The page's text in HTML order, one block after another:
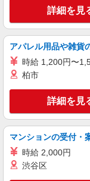
キープ
派遣社員
株式会社グロップ 三
業
＞
社
キープ
詳細を見
アパレル用品や雑貨
時給 1,200円〜
柏市
詳細を見
マンションの受付・
時給 2,000円
渋谷区